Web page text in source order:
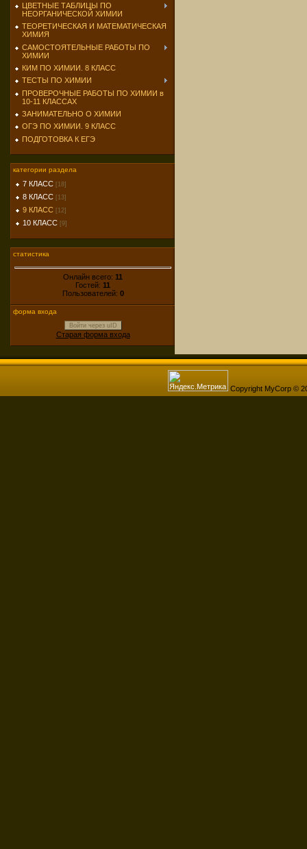
ЦВЕТНЫЕ ТАБЛИЦЫ ПО
НЕОРГАНИЧЕСКОЙ ХИМИИ
ТЕОРЕТИЧЕСКАЯ И МАТЕМАТИЧЕСКАЯ
ХИМИЯ
САМОСТОЯТЕЛЬНЫЕ РАБОТЫ ПО
ХИМИИ
КИМ ПО ХИМИИ. 8 КЛАСС
ТЕСТЫ ПО ХИМИИ
ПРОВЕРОЧНЫЕ РАБОТЫ ПО ХИМИИ в
10-11 КЛАССАХ
ЗАНИМАТЕЛЬНО О ХИМИИ
ОГЭ ПО ХИМИИ. 9 КЛАСС
ПОДГОТОВКА К ЕГЭ
категории раздела
7 КЛАСС [18]
8 КЛАСС [13]
9 КЛАСС [12]
10 КЛАСС [9]
статистика
Онлайн всего: 11
Гостей: 11
Пользователей: 0
форма входа
Войти через uID
Старая форма входа
Copyright MyCorp ©